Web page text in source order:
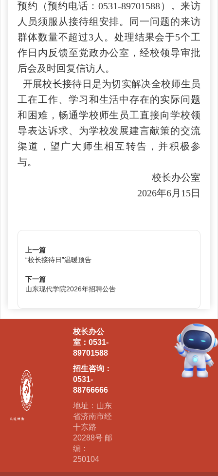
预约（预约电话：0531-89701588）。来访
人员须服从接待组安排。同一问题的来访
群体数量不超过3人。处理结果会于5个工
作日内反馈至党政办公室，经校领导审批
后会及时回复信访人。
开展校长接待日是为切实解决全校师生员
工在工作、学习和生活中存在的实际问题
和困难，畅通学校师生员工直接向学校领
导表达诉求、为学校发展建言献策的交流
渠道，望广大师生相互转告，并积极参
与。
校长办公室
2026年6月15日
上一篇
“校长接待日”温暖预告
下一篇
山东现代学院2026年招聘公告
校长办公
室：0531-
89701588
招生咨询：
0531-
88766666
地址：山东
省济南市经
十东路
20288号 邮
编：
250104